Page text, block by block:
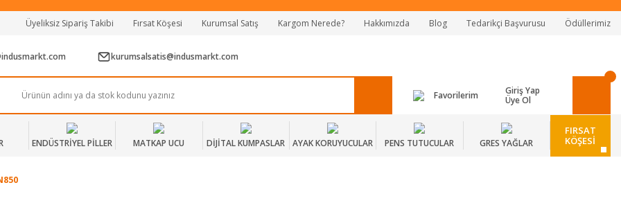
Tüm Alışverişlerde Vade Farksız 2 Taksit!
Mağazadan Teslim & Kolay İade
Üyeliksiz Sipariş Takibi Fırsat Köşesi Kurumsal Satış Kargom Nerede? Hakkımızda Blog Tedarikçi Başvurusu Ödüllerimiz
kurumsalsatis@indusmarkt.com
Favorilerim
Giriş Yap
Üye Ol
ENDÜSTRİYEL PİLLER MATKAP UCU DİJİTAL KUMPASLAR AYAK KORUYUCULAR PENS TUTUCULAR GRES YAĞLAR
FIRSAT
KÖŞESİ